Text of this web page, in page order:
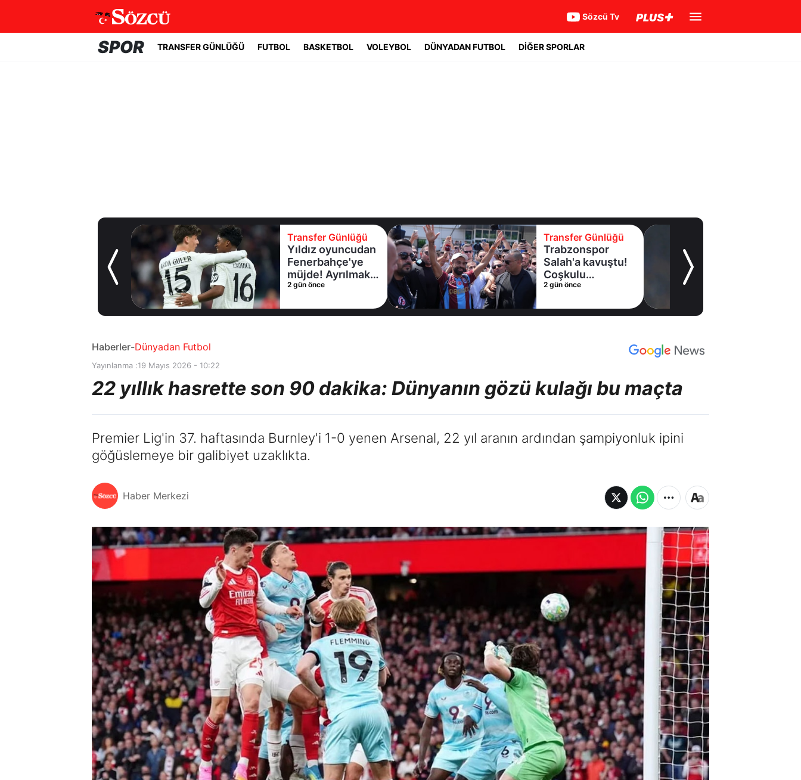
Sözcü Tv
SPOR TRANSFER GÜNLÜĞÜ FUTBOL BASKETBOL VOLEYBOL DÜNYADAN FUTBOL DİĞER SPORLAR
Transfer Günlüğü
Yıldız oyuncudan
Fenerbahçe'ye
müjde! Ayrılmak
Transfer Günlüğü
Trabzonspor
Salah'a kavuştu!
Coşkulu
Transfer Günlüğü
Fenerbahçe'de
beklenmeyen
gelişme! Transfer
Haberler-Dünyadan Futbol
Yayınlanma :19 Mayıs 2026 - 10:22
22 yıllık hasrette son 90 dakika: Dünyanın gözü kulağı bu maçta
Premier Lig'in 37. haftasında Burnley'i 1-0 yenen Arsenal, 22 yıl aranın ardından şampiyonluk ipini
göğüslemeye bir galibiyet uzaklıkta.
Haber Merkezi